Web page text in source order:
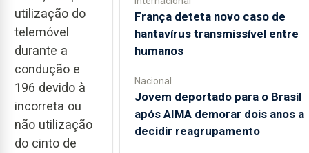
utilização do
telemóvel
durante a
condução e
196 devido à
incorreta ou
não utilização
do cinto de
França deteta novo caso de
hantavírus transmissível entre
humanos
Nacional
Jovem deportado para o Brasil
após AIMA demorar dois anos a
decidir reagrupamento